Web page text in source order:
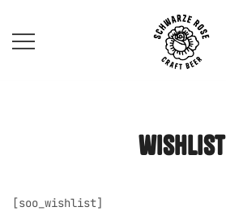
content
wishlist
[soo_wishlist]